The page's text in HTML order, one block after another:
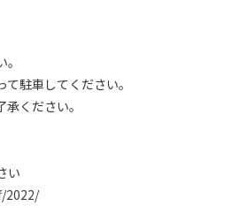
駐車してください。
ください。
2022/